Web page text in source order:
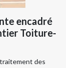
encadré
Toiture-
des